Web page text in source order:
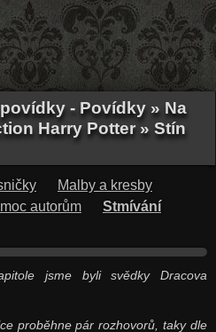
- Povídky » Na
Harry Potter » Stín
Malby a kresby
autorům
Stmívání
jsme byli svědky Dracova
proběhne pár rozhovorů, taky dle